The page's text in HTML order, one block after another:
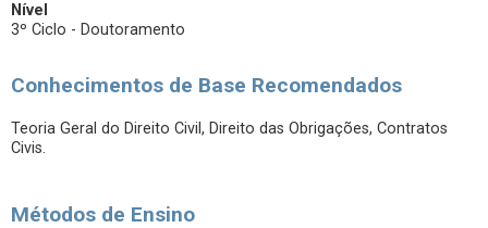
Nível
3º Ciclo - Doutoramento
Conhecimentos de Base Recomendados
Teoria Geral do Direito Civil, Direito das Obrigações, Contratos
Civis.
Métodos de Ensino